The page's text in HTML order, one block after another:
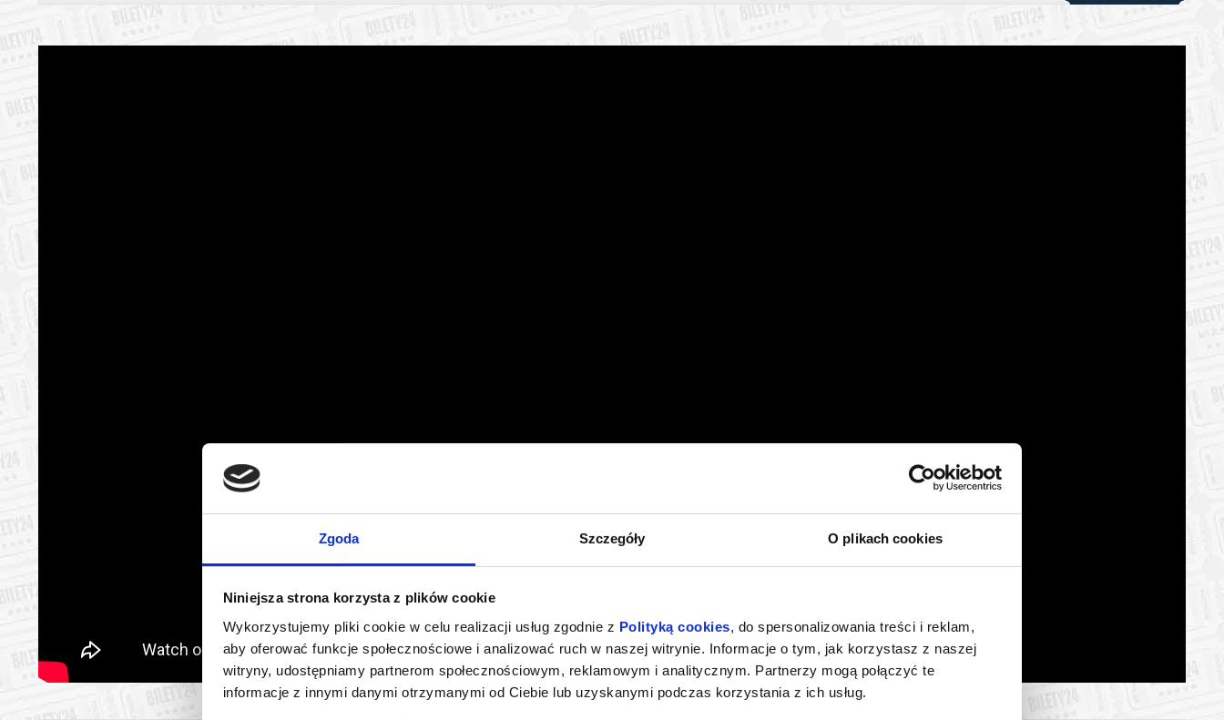
Zgoda Szczegóły O plikach cookies
Niniejsza strona korzysta z plików cookie
Wykorzystujemy pliki cookie w celu realizacji usług zgodnie z Polityką cookies, do spersonalizowania treści i reklam,
aby oferować funkcje społecznościowe i analizować ruch w naszej witrynie. Informacje o tym, jak korzystasz z naszej
witryny, udostępniamy partnerom społecznościowym, reklamowym i analitycznym. Partnerzy mogą połączyć te
informacje z innymi danymi otrzymanymi od Ciebie lub uzyskanymi podczas korzystania z ich usług.